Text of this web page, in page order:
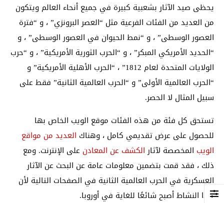
يحظى صيد الآثار بشعبية كبيرة في جميع أنحاء العالم ويتكون
من العديد من الفئات الفرعية مثل “العصر البرونزي” ، و “فترة
العصور الوسطى” ، و “نمط الحيوان في العصور الوسطى” ، و
“الحديد الأمريكي المبكر” ، و “الحرب الثورية الأمريكية” ، و “حرب
الولايات المتحدة لعام 1812” ، “الحرب الأهلية الأمريكية” و
“الحرب العالمية الأولى” و “الحرب العالمية الثانية” فقط على
سبيل المثال لا الحصر.
تستحق كل فئة من هذه الفئات موقع الويب الخاص بها
للحصول على عرض تقديمي كامل ، وهناك العديد من مواقع
الويب المخصصة لآثار الكشف عن المعادن على الإنترنت. ومع
ذلك ، فقد قمت بتضمين معلومات عامة عن البحث عن الآثار
العسكرية في الحرب العالمية الثانية في الصفحات التالية لأن
هذا النشاط أصبح شائعًا للغاية في أوروبا.